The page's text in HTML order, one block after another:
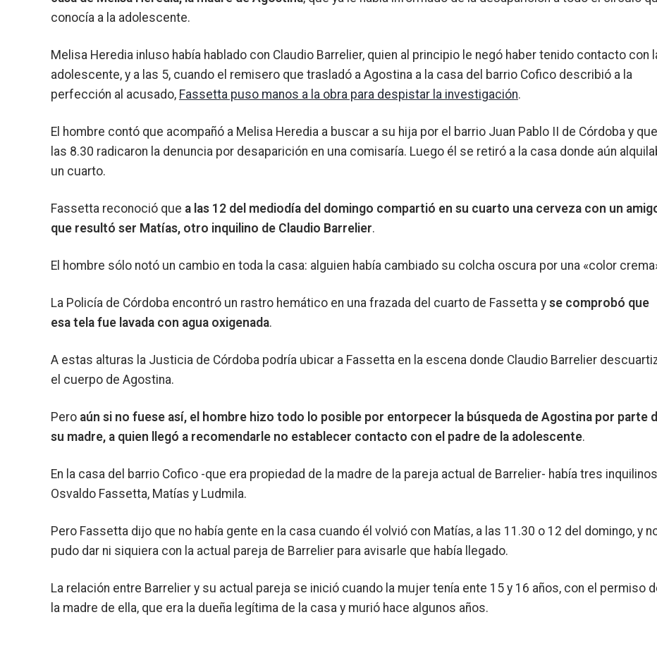
conocía a la adolescente.
Melisa Heredia inluso había hablado con Claudio Barrelier, quien al principio le negó haber tenido contacto con
adolescente, y a las 5, cuando el remisero que trasladó a Agostina a la casa del barrio Cofico describió a la
perfección al acusado, Fassetta puso manos a la obra para despistar la investigación.
El hombre contó que acompañó a Melisa Heredia a buscar a su hija por el barrio Juan Pablo II de Córdoba y
las 8.30 radicaron la denuncia por desaparición en una comisaría. Luego él se retiró a la casa donde aún
un cuarto.
Fassetta reconoció que a las 12 del mediodía del domingo compartió en su cuarto una cerveza con un
que resultó ser Matías, otro inquilino de Claudio Barrelier.
El hombre sólo notó un cambio en toda la casa: alguien había cambiado su colcha oscura por una «color
La Policía de Córdoba encontró un rastro hemático en una frazada del cuarto de Fassetta y se comprobó que
esa tela fue lavada con agua oxigenada.
A estas alturas la Justicia de Córdoba podría ubicar a Fassetta en la escena donde Claudio Barrelier
el cuerpo de Agostina.
Pero aún si no fuese así, el hombre hizo todo lo posible por entorpecer la búsqueda de Agostina por parte
su madre, a quien llegó a recomendarle no establecer contacto con el padre de la adolescente.
En la casa del barrio Cofico -que era propiedad de la madre de la pareja actual de Barrelier- había tres
Osvaldo Fassetta, Matías y Ludmila.
Pero Fassetta dijo que no había gente en la casa cuando él volvió con Matías, a las 11.30 o 12 del domingo, y
pudo dar ni siquiera con la actual pareja de Barrelier para avisarle que había llegado.
La relación entre Barrelier y su actual pareja se inició cuando la mujer tenía ente 15 y 16 años, con el permiso
la madre de ella, que era la dueña legítima de la casa y murió hace algunos años.